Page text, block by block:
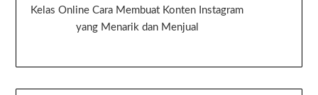
Kelas Online Cara Membuat Konten Instagram
yang Menarik dan Menjual